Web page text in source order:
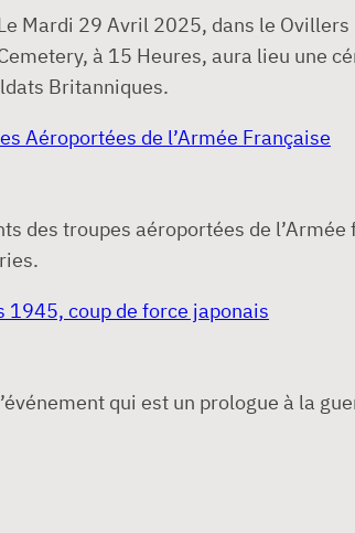
Mardi 29 Avril 2025, dans le
à 15 Heures, aura lieu une
Britanniques.
Aéroportées de l’Armée Française
des troupes aéroportées de l’Armée
1945, coup de force japonais
qui est un prologue à la